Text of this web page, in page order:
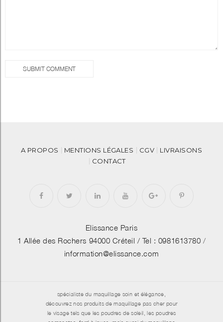
SUBMIT COMMENT
A PROPOS MENTIONS LÉGALES CGV
LIVRAISONS
CONTACT
Elissance Paris
1 Allée des Rochers 94000 Créteil / Tel : 0981613780 /
information@elissance.com
spécialiste du maquillage soin et élégance,
découvrez nos produits de maquillage pas cher pour
le visage tels que les poudres de soleil, les poudres